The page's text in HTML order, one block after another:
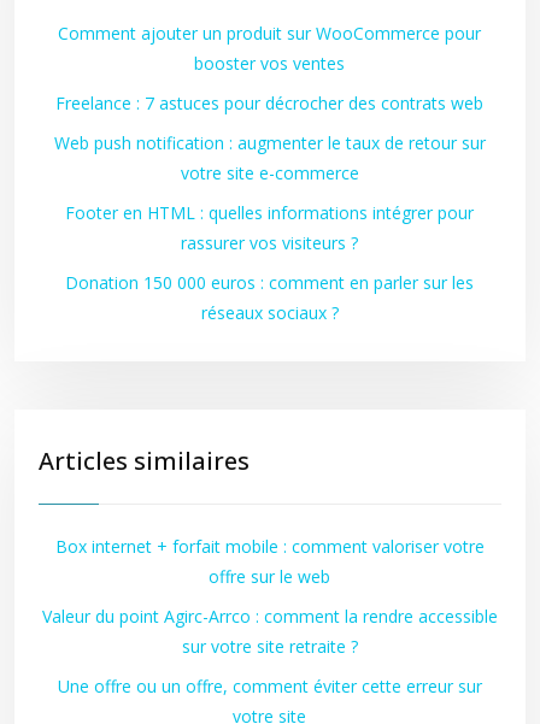
Comment ajouter un produit sur WooCommerce pour
booster vos ventes
Freelance : 7 astuces pour décrocher des contrats web
Web push notification : augmenter le taux de retour sur
votre site e-commerce
Footer en HTML : quelles informations intégrer pour
rassurer vos visiteurs ?
Donation 150 000 euros : comment en parler sur les
réseaux sociaux ?
Articles similaires
Box internet + forfait mobile : comment valoriser votre
offre sur le web
Valeur du point Agirc-Arrco : comment la rendre accessible
sur votre site retraite ?
Une offre ou un offre, comment éviter cette erreur sur
votre site